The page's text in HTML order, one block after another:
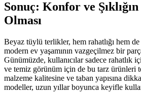
Sonuç: Konfor ve
Olması
Beyaz tüylü terlikler, hem rahatlığı hem
modern ev yaşamının vazgeçilmez bir
Günümüzde, kullanıcılar sadece rahatlık
ve temiz görünüm için de bu tarz ürünleri
malzeme kalitesine ve taban yapısına
modeller, uzun yıllar boyunca keyifle